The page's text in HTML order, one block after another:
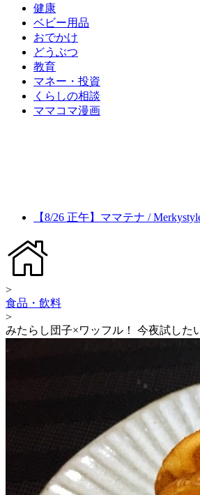
健康
ベビー用品
おでかけ
どうぶつ
教育
マネー・投資
くらしの相談
ママコマ漫画
【8/26 正午】ママテナ /
>
食品・飲料
>
みたらし団子×ワッフル！ 今夜試した